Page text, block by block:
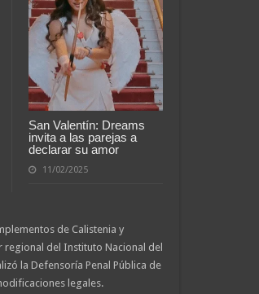
San Valentín: Dreams
invita a las parejas a
declarar su amor
11/02/2025
de Calistenia y
del Instituto Nacional del
la Defensoría Penal Pública de
legales.